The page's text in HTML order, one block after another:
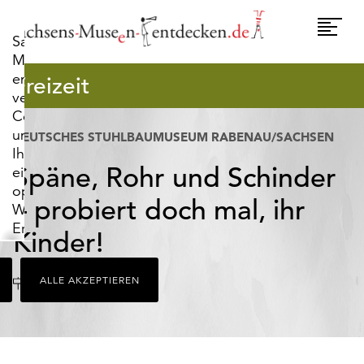
Sachsens-
Museen-
entdecken.de
verwendet
Cookies,
um
Ihnen
ein
optimales
Webseiten-
Erlebnis
zu
bieten.
Dazu
zählen
die
ALLE AKZEPTIEREN
Freizeit
DEUTSCHES STUHLBAUMUSEUM RABENAU/SACHSEN
Späne, Rohr und Schinder
– probiert doch mal, ihr
Kinder!
Ort Rabenau